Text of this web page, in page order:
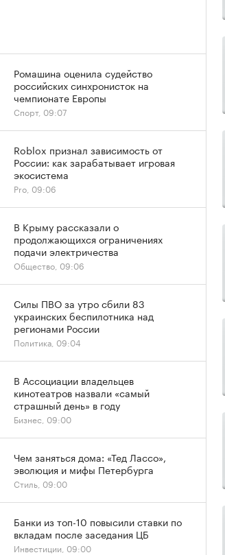
Ромашина оценила судейство
российских синхронисток на
чемпионате Европы
Спорт, 09:07
Roblox признал зависимость от
России: как зарабатывает игровая
экосистема
Pro, 09:06
В Крыму рассказали о
продолжающихся ограничениях
подачи электричества
Общество, 09:06
Силы ПВО за утро сбили 83
украинских беспилотника над
регионами России
Политика, 09:04
В Ассоциации владельцев
кинотеатров назвали «самый
страшный день» в году
Бизнес, 09:00
Чем заняться дома: «Тед Лассо»,
эволюция и мифы Петербурга
Стиль, 09:00
Банки из топ-10 повысили ставки по
вкладам после заседания ЦБ
Инвестиции, 09:00